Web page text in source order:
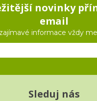
novinky
email
informace vždy
Sleduj nás